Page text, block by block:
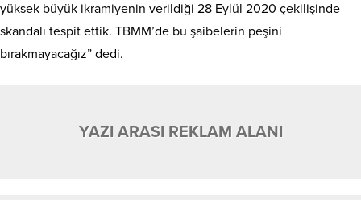
yüksek büyük ikramiyenin verildiği 28 Eylül 2020 çekilişinde
skandalı tespit ettik. TBMM’de bu şaibelerin peşini
bırakmayacağız” dedi.
YAZI ARASI REKLAM ALANI